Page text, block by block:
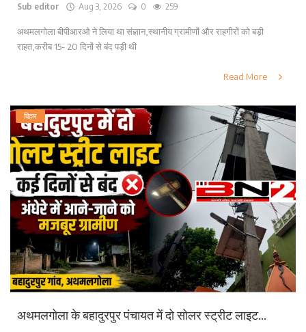
Sub editor Aug 3, 2026 0 259
अथमलगोला बीपीआरओ ने लिया था संज्ञान,स्थानीय ग्रामीणों और राहगीरों को बड़ी
राहत,करीब 15- 20 दिनों से बंद पड़ी थी
Read More
बिहार
अथमलगोला के बहादुरपुर पंचायत में दो सोलर स्ट्रीट लाइट...